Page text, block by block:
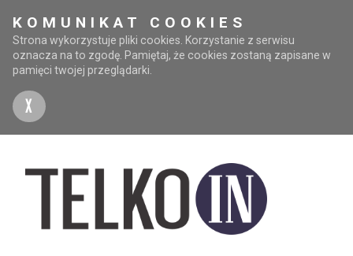
KOMUNIKAT COOKIES
Strona wykorzystuje pliki cookies. Korzystanie z serwisu
oznacza na to zgodę. Pamiętaj, że cookies zostaną zapisane w
pamięci twojej przeglądarki.
X